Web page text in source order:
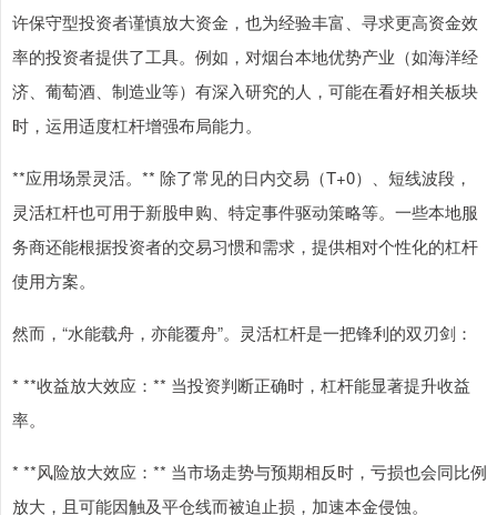
许保守型投资者谨慎放大资金，也为经验丰富、寻求更高资金效
率的投资者提供了工具。例如，对烟台本地优势产业（如海洋经
济、葡萄酒、制造业等）有深入研究的人，可能在看好相关板块
时，运用适度杠杆增强布局能力。
**应用场景灵活。** 除了常见的日内交易（T+0）、短线波段，
灵活杠杆也可用于新股申购、特定事件驱动策略等。一些本地服
务商还能根据投资者的交易习惯和需求，提供相对个性化的杠杆
使用方案。
然而，“水能载舟，亦能覆舟”。灵活杠杆是一把锋利的双刃剑：
* **收益放大效应：** 当投资判断正确时，杠杆能显著提升收益
率。
* **风险放大效应：** 当市场走势与预期相反时，亏损也会同比例
放大，且可能因触及平仓线而被迫止损，加速本金侵蚀。